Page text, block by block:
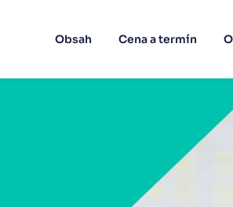
Obsah Cena a termín